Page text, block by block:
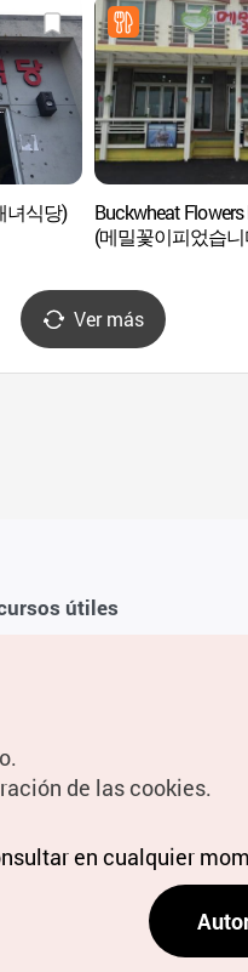
녀식당)
Buckwheat
(메밀꽃이피었습
Ver más
útiles
digitales
de las cookies.
en cualquier